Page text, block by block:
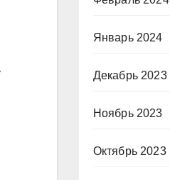
Январь 2024
Декабрь 2023
Ноябрь 2023
Октябрь 2023